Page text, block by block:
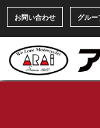
お問い合わせ グルー